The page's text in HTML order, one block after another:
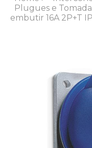
Plugues e
embutir 16A 2P+T